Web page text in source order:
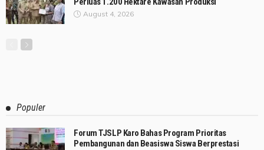
August 4, 2026
Populer
Forum TJSLP Karo Bahas Program Prioritas
Pembangunan dan Beasiswa Siswa Berprestasi